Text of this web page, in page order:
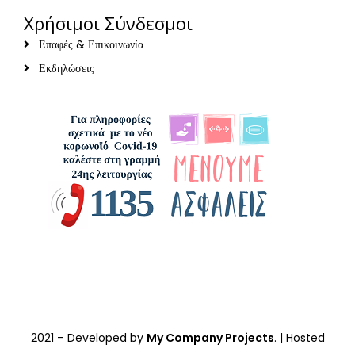
Χρήσιμοι Σύνδεσμοι
Επαφές & Επικοινωνία
Εκδηλώσεις
2021 – Developed by My Company Projects. | Hosted